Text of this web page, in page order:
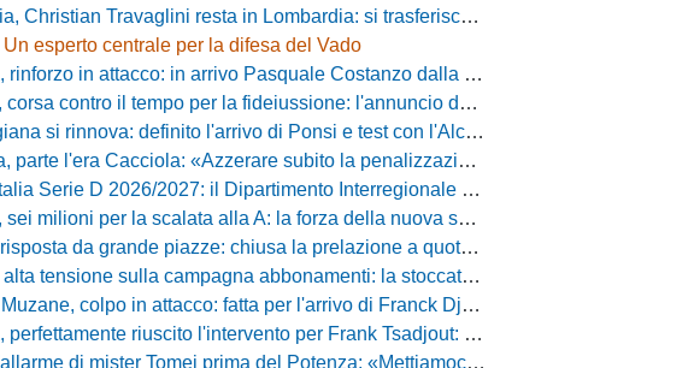
Christian Travaglini resta in Lombardia: si trasferisce in Serie D
Un esperto centrale per la difesa del Vado
in attacco: in arrivo Pasquale Costanzo dalla Paganese
contro il tempo per la fideiussione: l'annuncio della società e le ragioni dello slittamento
si rinnova: definito l'arrivo di Ponsi e test con l'Alcione
l'era Cacciola: «Azzerare subito la penalizzazione, saremo camaleontici»
D 2026/2027: il Dipartimento Interregionale corregge il tabellone, ecco i nuovi abbinamenti
per la scalata alla A: la forza della nuova societa e il progetto di Alessandro Gaucci
da grande piazze: chiusa la prelazione a quota 5.164 abbonamenti
tensione sulla campagna abbonamenti: la stoccata della Curva Nord alla società
colpo in attacco: fatta per l'arrivo di Franck Djoulou
riuscito l'intervento per Frank Tsadjout: il comunicato del club
mister Tomei prima del Potenza: «Mettiamoci l'elmetto, l'obiettivo è la salvezza e non dobbiamo vendere fumo!»